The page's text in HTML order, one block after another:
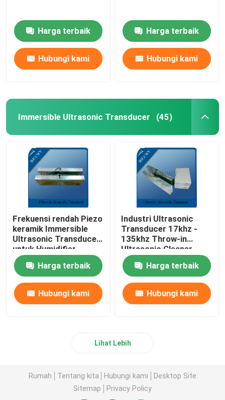
Harga terbaik
Hubungi kami
Harga terbaik
Hubungi kami
Immersible Ultrasonic Transducer (45)
Frekuensi rendah Piezo
keramik Immersible
Ultrasonic Transducer
untuk Humidifier
ultrasonik
Harga terbaik
Hubungi kami
Industri Ultrasonic
Transducer 17khz -
135khz Throw-in
Ultrasonic Cleaner
Harga terbaik
Hubungi kami
Lihat Lebih
Rumah Tentang kita Hubungi kami
Desktop Site
Sitemap
Privacy Policy